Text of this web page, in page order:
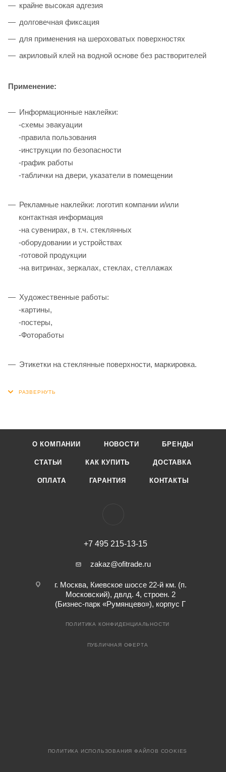
крайне высокая адгезия
долговечная фиксация
для применения на шероховатых поверхностях
акриловый клей на водной основе без растворителей
Применение:
Информационные наклейки:
-схемы эвакуации
-правила пользования
-инструкции по безопасности
-график работы
-таблички на двери, указатели в помещении
Рекламные наклейки: логотип компании и/или
контактная информация
-на сувенирах, в т.ч. стеклянных
-оборудовании и устройствах
-готовой продукции
-на витринах, зеркалах, стеклах, стеллажах
Художественные работы:
-картины,
-постеры,
-Фотоработы
Этикетки на стеклянные поверхности, маркировка.
О КОМПАНИИ НОВОСТИ БРЕНДЫ
СТАТЬИ КАК КУПИТЬ ДОСТАВКА
ОПЛАТА ГАРАНТИЯ КОНТАКТЫ
+7 495 215-13-15
zakaz@ofitrade.ru
г. Москва, Киевское шоссе 22-й км. (п.
Московский), двлд. 4, строен. 2
(Бизнес-парк «Румянцево»), корпус Г
ПОЛИТИКА КОНФИДЕНЦИАЛЬНОСТИ
ПУБЛИЧНАЯ ОФЕРТА
ПОЛИТИКА ИСПОЛЬЗОВАНИЯ ФАЙЛОВ COOKIES